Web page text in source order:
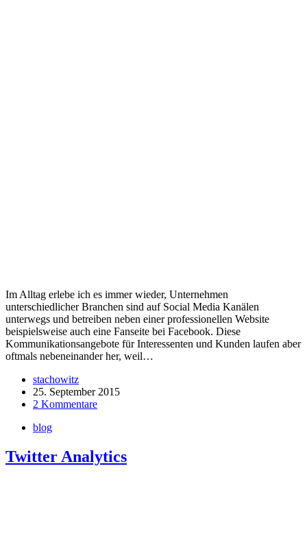
Im Alltag erlebe ich es immer wieder, Unternehmen
unterschiedlicher Branchen sind auf Social Media Kanälen
unterwegs und betreiben neben einer professionellen Website
beispielsweise auch eine Fanseite bei Facebook. Diese
Kommunikationsangebote für Interessenten und Kunden laufen aber
oftmals nebeneinander her, weil…
stachowitz
25. September 2015
2 Kommentare
blog
Twitter Analytics